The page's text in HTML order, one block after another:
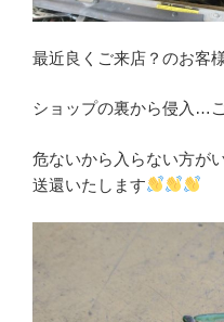
最近良くご来店？のお客
ショップの裏から侵入…
危ないから入らない方が
送還いたします